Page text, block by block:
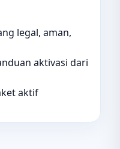
legal, aman,
aktivasi dari
aktif